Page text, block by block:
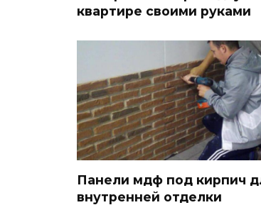
квартире своими руками
Панели мдф под кирпич
внутренней отделки